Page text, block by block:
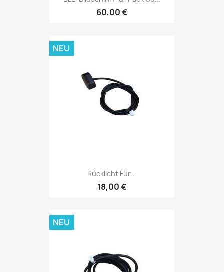
60,00 €
Rücklicht Für...
18,00 €
NEU
NEU